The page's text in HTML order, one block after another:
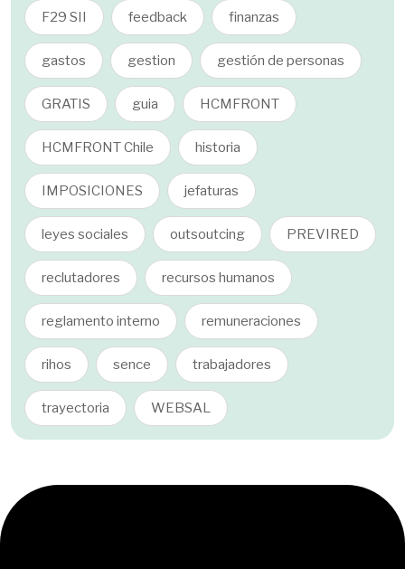
F29 SII feedback finanzas
gastos gestion gestión de personas
GRATIS guia HCMFRONT
HCMFRONT Chile historia
IMPOSICIONES jefaturas
leyes sociales outsoutcing PREVIRED
reclutadores recursos humanos
reglamento interno remuneraciones
rihos sence trabajadores
trayectoria WEBSAL